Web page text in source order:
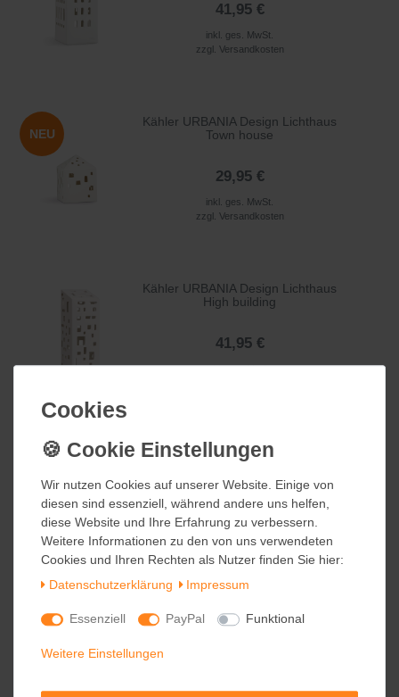
Cookies
Wir nutzen Cookies auf unserer Website. Einige von
diesen sind essenziell, während andere uns helfen,
diese Website und Ihre Erfahrung zu verbessern.
Weitere Informationen zu den von uns verwendeten
Cookies und Ihren Rechten als Nutzer finden Sie hier:
Daten­schutz­erklärung
Impressum
Essenziell PayPal Funktional
Weitere Einstellungen
41,95 €
inkl. ges. MwSt.
zzgl. Versandkosten
NEU
Kähler URBANIA Design Lichthaus
Town house
29,95 €
inkl. ges. MwSt.
zzgl. Versandkosten
Kähler URBANIA Design Lichthaus
High building
41,95 €
inkl. ges. MwSt.
Kähler URBANIA Design Lichthaus
24,95 €
Kähler URBANIA Design Lichthaus
Cookies
Wir nutzen Cookies auf unserer Website. Einige von
diesen sind essenziell, während andere uns helfen,
diese Website und Ihre Erfahrung zu verbessern.
Weitere Informationen zu den von uns verwendeten
Cookies und Ihren Rechten als Nutzer finden Sie hier:
Daten­schutz­erklärung
Impressum
Essenziell PayPal Funktional
Weitere Einstellungen